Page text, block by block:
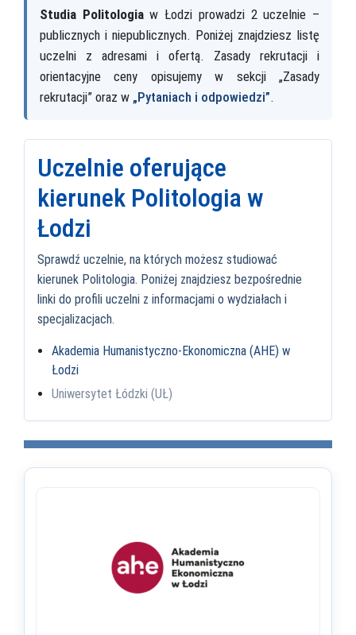
Studia Politologiaw Łodzi prowadzi 2 uczelnie –
publicznych i niepublicznych. Poniżej znajdziesz listę
uczelni z adresami i ofertą. Zasady rekrutacji i
orientacyjne ceny opisujemy w sekcji „Zasady
rekrutacji” oraz w „Pytaniach i odpowiedzi”.
Uczelnie oferujące
kierunek Politologia w
Łodzi
Sprawdź uczelnie, na których możesz studiować
kierunek Politologia. Poniżej znajdziesz bezpośrednie
linki do profili uczelni z informacjami o wydziałach i
specjalizacjach.
Akademia Humanistyczno-Ekonomiczna (AHE) w
Łodzi
Uniwersytet Łódzki (UŁ)